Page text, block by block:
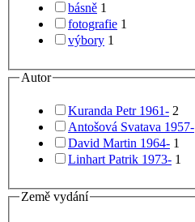
básně 1
fotografie 1
výbory 1
Autor
Kuranda Petr 1961- 2
Antošová Svatava 1957-
David Martin 1964- 1
Linhart Patrik 1973- 1
Země vydání